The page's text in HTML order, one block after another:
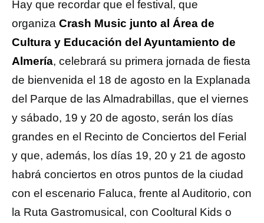
Hay que recordar que el festival, que
organiza Crash Music junto al Área de
Cultura y Educación del Ayuntamiento de
Almería, celebrará su primera jornada de fiesta
de bienvenida el 18 de agosto en la Explanada
del Parque de las Almadrabillas, que el viernes
y sábado, 19 y 20 de agosto, serán los días
grandes en el Recinto de Conciertos del Ferial
y que, además, los días 19, 20 y 21 de agosto
habrá conciertos en otros puntos de la ciudad
con el escenario Faluca, frente al Auditorio, con
la Ruta Gastromusical, con Cooltural Kids o